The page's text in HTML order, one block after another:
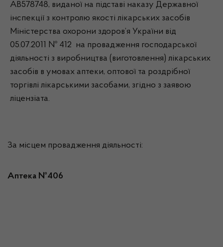
АВ578748, виданої на підставі наказу Державної
інспекції з контролю якості лікарських засобів
Міністерства охорони здоров’я України від
05.07.2011 № 412 на провадження господарської
діяльності з виробництва (виготовлення) лікарських
засобів в умовах аптеки, оптової та роздрібної
торгівлі лікарськими засобами, згідно з заявою
ліцензіата.
За місцем провадження діяльності:
Аптека №406